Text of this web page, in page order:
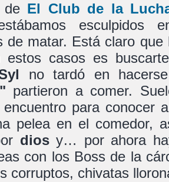
de El Club de la
esculpidos
de matar. Está claro
estos casos es
no tardó en
partieron a comer.
para conocer
pelea en el comedor,
diosy… por ahora
con los Boss de la
corruptos, chivatas